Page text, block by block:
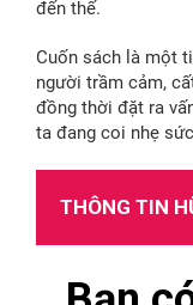
đến thế.
Cuốn sách là một
người trầm cảm,
đồng thời đặt ra
ta đang coi nhẹ
THÔNG TIN